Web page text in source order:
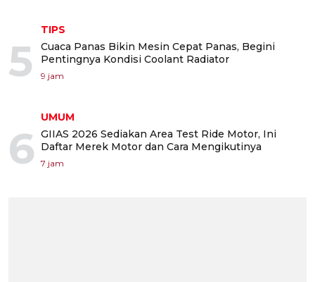
5
TIPS
Cuaca Panas Bikin Mesin Cepat Panas, Begini
Pentingnya Kondisi Coolant Radiator
9 jam
6
UMUM
GIIAS 2026 Sediakan Area Test Ride Motor, Ini
Daftar Merek Motor dan Cara Mengikutinya
7 jam